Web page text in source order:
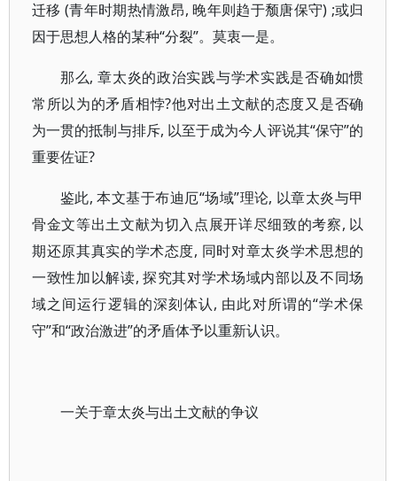
迁移 (青年时期热情激昂, 晚年则趋于颓唐保守) ;或归
因于思想人格的某种“分裂”。莫衷一是。
那么, 章太炎的政治实践与学术实践是否确如惯
常所以为的矛盾相悖?他对出土文献的态度又是否确
为一贯的抵制与排斥, 以至于成为今人评说其“保守”的
重要佐证?
鉴此, 本文基于布迪厄“场域”理论, 以章太炎与甲
骨金文等出土文献为切入点展开详尽细致的考察, 以
期还原其真实的学术态度, 同时对章太炎学术思想的
一致性加以解读, 探究其对学术场域内部以及不同场
域之间运行逻辑的深刻体认, 由此对所谓的“学术保
守”和“政治激进”的矛盾体予以重新认识。
一关于章太炎与出土文献的争议